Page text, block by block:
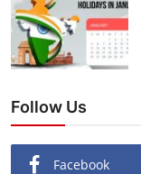
Follow Us
Facebook